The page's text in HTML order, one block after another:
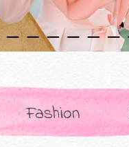
Fashion